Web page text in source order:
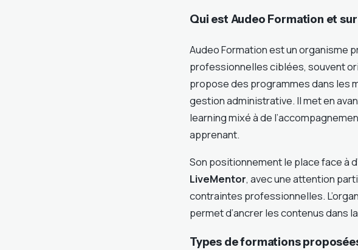
Qui est Audeo Formation et
Audeo Formation est un organisme
professionnelles ciblées, souvent
propose des programmes dans les
gestion administrative. Il met en
learning mixé à de
apprenant.
Son positionnement le place face à
LiveMentor, avec une attention
contraintes professionnelles.
permet d’ancrer les contenus dans
Types de formations